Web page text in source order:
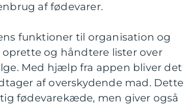
af fødevarer.
funktioner til organisation og
og håndtere lister over
Med hjælp fra appen bliver det
af overskydende mad. Dette
fødevarekæde, men giver også